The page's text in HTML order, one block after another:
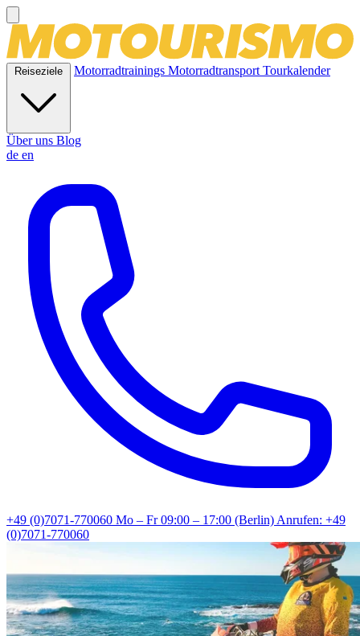
Reiseziele Motorradtrainings MotorradtransportTourkalender
Über uns Blog
de en
+49 (0)7071-770060 Mo – Fr 09:00 – 17:00 (Berlin)Anrufen: +49
(0)7071-770060